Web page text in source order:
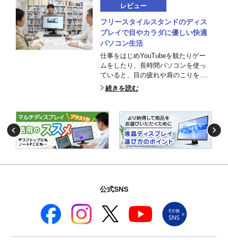
レビュー
フリースタイルスタンドのディス
プレイで目やカラダに優しい快適
パソコン生活
仕事をはじめYouTubeを観たりゲー
ムをしたり、長時間パソコンを使っ
ていると、目の疲れや肩のこりを....
続きを読む
公式SNS